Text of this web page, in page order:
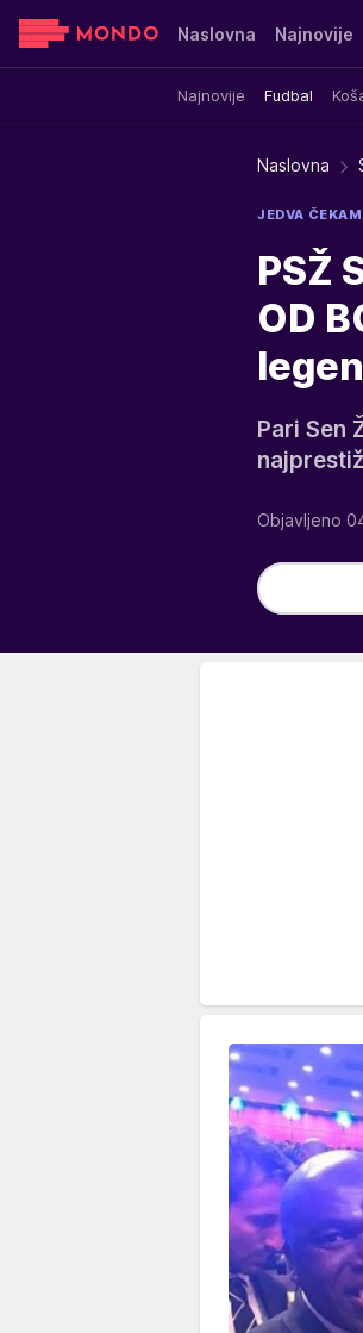
Naslovna Najnovije
Najnovije Fudbal
Sensa Stvar ukusa
Naslovna
JEDVA
PSŽ
OD
Pari Sen
Objavljeno